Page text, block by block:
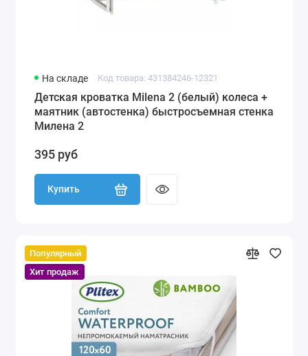
На складе Код товара: 431384246-12321
Детская кроватка Milena 2 (белый) колеса +
маятник (автостенка) быстросъемная стенка
Милена 2
395 руб
Купить
Популярный
Хит продаж